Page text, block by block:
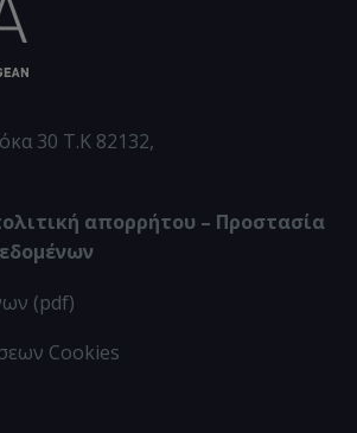
30 Τ.Κ 82132,
απορρήτου – Προστασία
(pdf)
Cookies